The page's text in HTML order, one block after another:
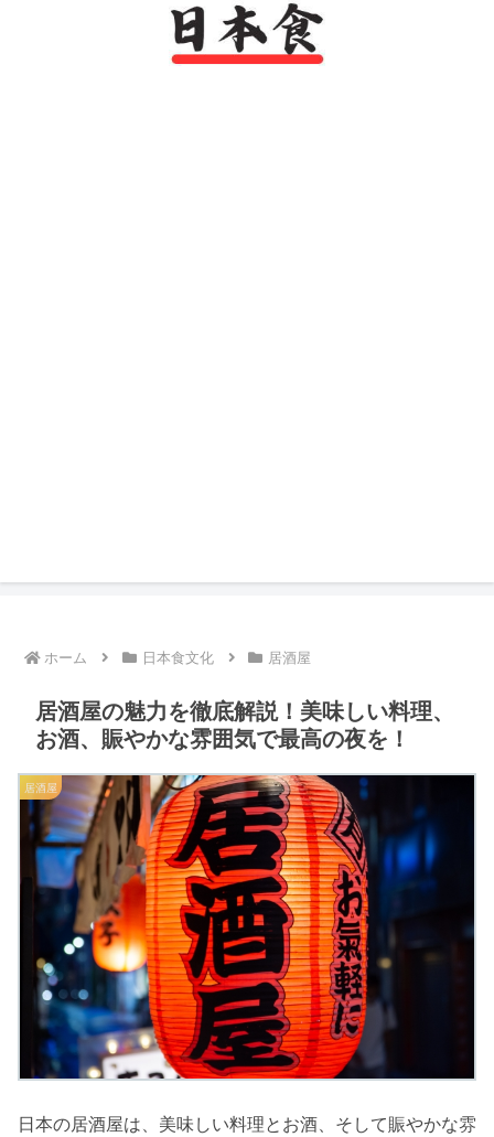
ホーム 日本食文化 居酒屋
居酒屋の魅力を徹底解説！美味しい料理、
お酒、賑やかな雰囲気で最高の夜を！
居酒屋
日本の居酒屋は、美味しい料理とお酒、そして賑やかな雰